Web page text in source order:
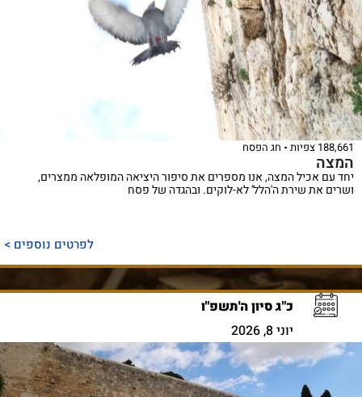
188,661 צפיות חג הפסח
המצה
יחד עם אכיל המצה, אנו מספרים את סיפור היציאה המופלאה ממצרים,
ושרים את שירת ה'הלל' לא-לוקים. ובהגדה של פסח
לפרטים נוספים >
כ"ג סיון ה'תשפ"ו
יוני 8, 2026